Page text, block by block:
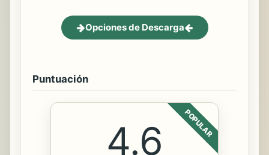
Opciones de Descarga
Puntuación
POPULAR
4.6